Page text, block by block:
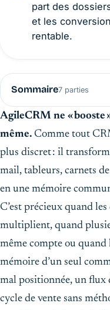
part des
et les
rentable.
Sommaire7 parties
AgileCRM ne « booste
même. Comme tout
plus discret : il
mail, tableurs, carnets
en une mémoire
C’est précieux quand
multiplient, quand
même compte ou quand
mémoire d’un seul
mal positionnée, un flux
cycle de vente sans